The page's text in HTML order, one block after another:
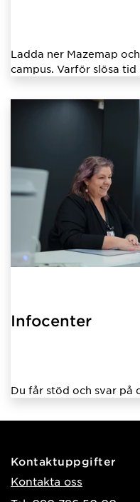
Ladda ner Mazemap
campus. Varför slösa
Infocenter
Du får stöd och svar på
Kontaktuppgifter
Kontakta oss